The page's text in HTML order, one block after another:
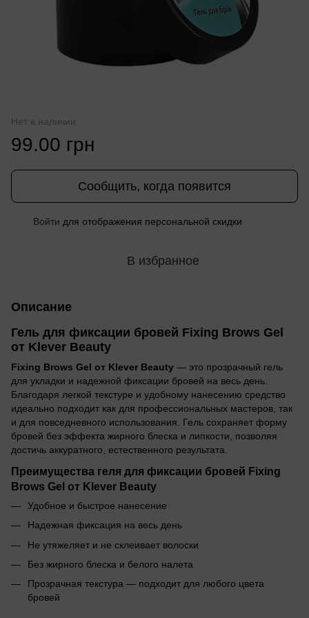
Нет в наличии
99.00 грн
Сообщить, когда появится
Войти для отображения персональной скидки
В избранное
Описание
Гель для фиксации бровей Fixing Brows Gel
от Klever Beauty
Fixing Brows Gel от Klever Beauty — это прозрачный гель
для укладки и надежной фиксации бровей на весь день.
Благодаря легкой текстуре и удобному нанесению средство
идеально подходит как для профессиональных мастеров, так
и для повседневного использования. Гель сохраняет форму
бровей без эффекта жирного блеска и липкости, позволяя
достичь аккуратного, естественного результата.
Преимущества геля для фиксации бровей Fixing
Brows Gel от Klever Beauty
Удобное и быстрое нанесение
Надежная фиксация на весь день
Не утяжеляет и не склеивает волоски
Без жирного блеска и белого налета
Прозрачная текстура — подходит для любого цвета
бровей